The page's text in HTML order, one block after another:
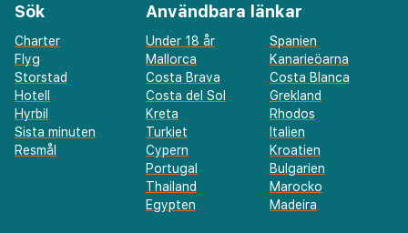
Sök
Charter
Flyg
Storstad
Hotell
Hyrbil
Sista minuten
Resmål
Användbara länkar
Under 18 år
Spanien
Mallorca
Kanarieöarna
Costa Brava
Costa Blanca
Costa del Sol
Grekland
Kreta
Rhodos
Turkiet
Italien
Cypern
Kroatien
Portugal
Bulgarien
Thailand
Marocko
Egypten
Madeira